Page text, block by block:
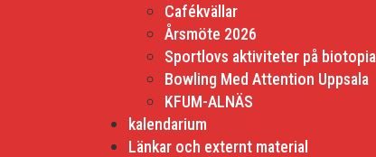
Cafékvällar
Årsmöte 2026
Sportlovs aktiviteter på biotopia
Bowling Med Attention Uppsala
KFUM-ALNÄS
kalendarium
Länkar och externt material